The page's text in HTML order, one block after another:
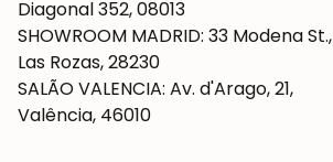
Diagonal 352, 08013
SHOWROOM MADRID: 33 Modena St.,
Las Rozas, 28230
SALÃO VALENCIA: Av. d'Arago, 21,
Valência, 46010